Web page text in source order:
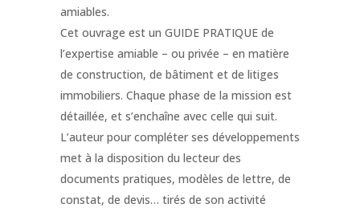
amiables.
Cet ouvrage est un GUIDE PRATIQUE de
l’expertise amiable – ou privée – en matière
de construction, de bâtiment et de litiges
immobiliers. Chaque phase de la mission est
détaillée, et s’enchaîne avec celle qui suit.
L’auteur pour compléter ses développements
met à la disposition du lecteur des
documents pratiques, modèles de lettre, de
constat, de devis… tirés de son activité